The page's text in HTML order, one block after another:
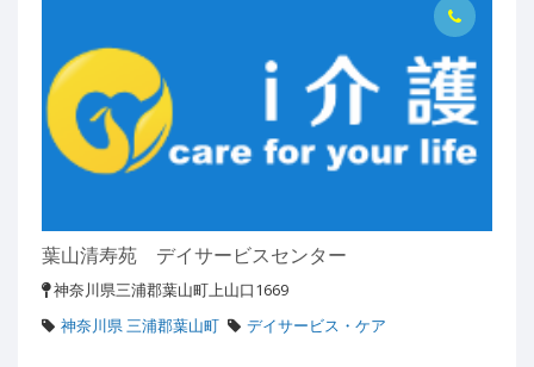
葉山清寿苑 デイサービスセンター
神奈川県三浦郡葉山町上山口1669
神奈川県 三浦郡葉山町
デイサービス・ケア